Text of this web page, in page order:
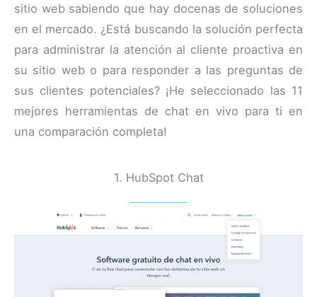
sitio web sabiendo que hay docenas de soluciones
en el mercado. ¿Está buscando la solución perfecta
para administrar la atención al cliente proactiva en
su sitio web o para responder a las preguntas de
sus clientes potenciales? ¡He seleccionado las 11
mejores herramientas de chat en vivo para ti en
una comparación completa!
1. HubSpot Chat